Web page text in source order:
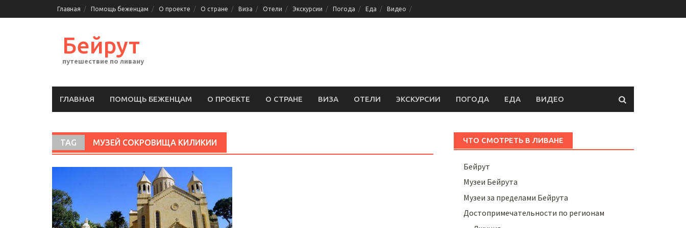
к
Главная Помощь беженцам О проекте О стране Виза Отели Экскурсии Погода Еда Видео
Бейрут
путешествие по ливану
ГЛАВНАЯ ПОМОЩЬ БЕЖЕНЦАМ О ПРОЕКТЕ О СТРАНЕ ВИЗА ОТЕЛИ ЭКСКУРСИИ ПОГОДА ЕДА ВИДЕО
TAG МУЗЕЙ СОКРОВИЩА КИЛИКИИ ЧТО СМОТРЕТЬ В ЛИВАНЕ
Бейрут
Музеи Бейрута
Музеи за пределами Бейрута
Достопримечательности по регионам